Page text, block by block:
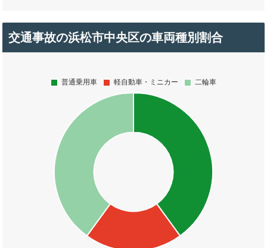
交通事故の浜松市中央区の車両種別割合